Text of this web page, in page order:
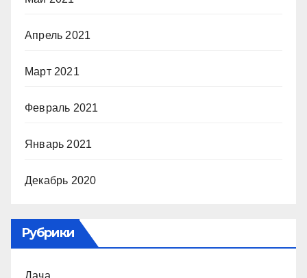
Апрель 2021
Март 2021
Февраль 2021
Январь 2021
Декабрь 2020
Рубрики
Дача